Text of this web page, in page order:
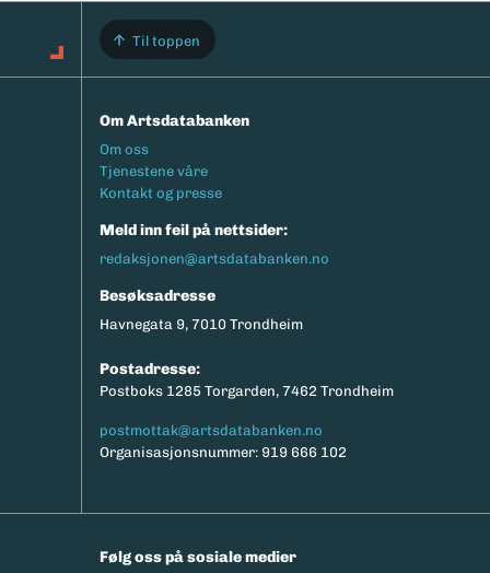
Til toppen
Om Artsdatabanken
Footermeny
Om oss
Tjenestene våre
Kontakt og presse
Meld inn feil på nettsider:
redaksjonen@artsdatabanken.no
Besøksadresse
Havnegata 9, 7010 Trondheim
Postadresse:
Postboks 1285 Torgarden, 7462 Trondheim
postmottak@artsdatabanken.no
Organisasjonsnummer: 919 666 102
Følg oss på sosiale medier